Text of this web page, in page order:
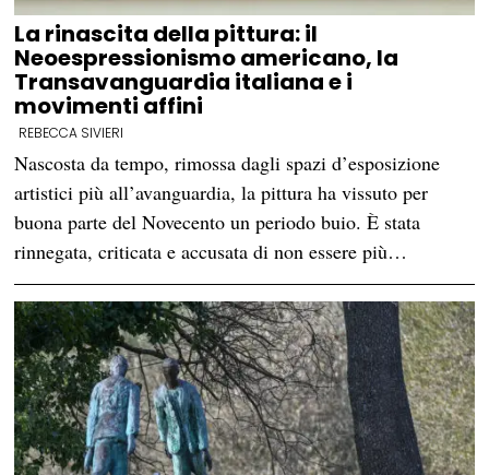
La rinascita della pittura: il
Neoespressionismo americano, la
Transavanguardia italiana e i
movimenti affini
REBECCA SIVIERI
Nascosta da tempo, rimossa dagli spazi d’esposizione
artistici più all’avanguardia, la pittura ha vissuto per
buona parte del Novecento un periodo buio. È stata
rinnegata, criticata e accusata di non essere più…